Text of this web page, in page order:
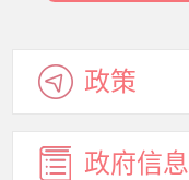
政策
政府信息